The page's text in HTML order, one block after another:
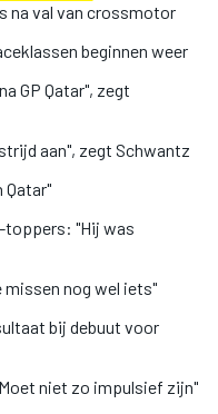
na val van crossmotor
beginnen weer
GP Qatar", zegt
aan", zegt Schwantz
Qatar"
toppers: "Hij was
nog wel iets"
bij debuut voor
niet zo impulsief zijn"